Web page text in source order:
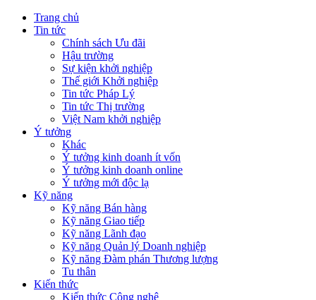
Trang chủ
Tin tức
Chính sách Ưu đãi
Hậu trường
Sự kiện khởi nghiệp
Thế giới Khởi nghiệp
Tin tức Pháp Lý
Tin tức Thị trường
Việt Nam khởi nghiệp
Ý tưởng
Khác
Ý tưởng kinh doanh ít vốn
Ý tưởng kinh doanh online
Ý tưởng mới độc lạ
Kỹ năng
Kỹ năng Bán hàng
Kỹ năng Giao tiếp
Kỹ năng Lãnh đạo
Kỹ năng Quản lý Doanh nghiệp
Kỹ năng Đàm phán Thương lượng
Tu thân
Kiến thức
Kiến thức Công nghệ